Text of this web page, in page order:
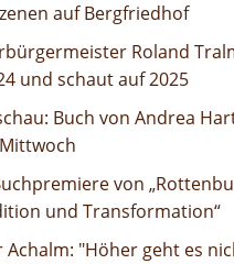
auf Bergfriedhof
Roland Tralmer blickt
Roland
und schaut auf 2025
Hartmair erscheint am
Buch von Andrea
„Rottenburg zwischen
von
und Transformation“
- Mundart-Experte
Achalm: "Höher geht es